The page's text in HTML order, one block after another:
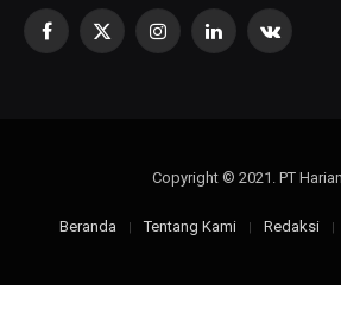
Facebook
X
InstagramLinkedInVKontakte
Copyright © 2021. PT
Beranda Tentang Kami Redaksi